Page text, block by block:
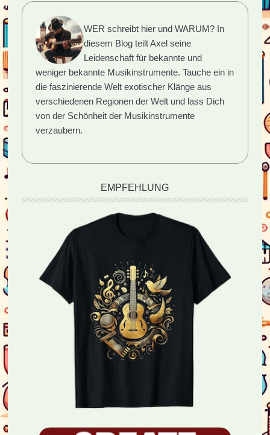
WER schreibt hier und WARUM? In
diesem Blog teilt Axel seine
Leidenschaft für bekannte und
weniger bekannte Musikinstrumente. Tauche ein in
die faszinierende Welt exotischer Klänge aus
verschiedenen Regionen der Welt und lass Dich
von der Schönheit der Musikinstrumente
verzaubern.
EMPFEHLUNG